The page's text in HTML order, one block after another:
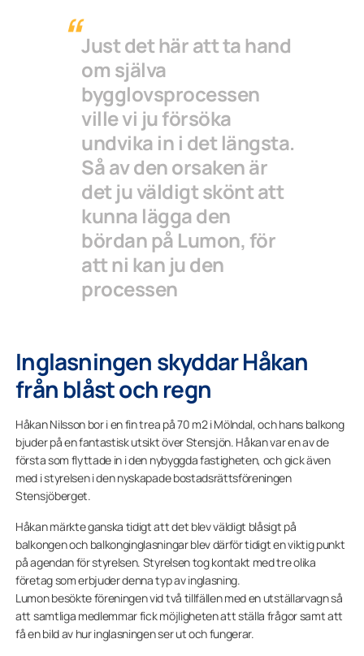
Just det här att ta hand
om själva
bygglovsprocessen
ville vi ju försöka
undvika in i det längsta.
Så av den orsaken är
det ju väldigt skönt att
kunna lägga den
bördan på Lumon, för
att ni kan ju den
processen
Inglasningen skyddar Håkan
från blåst och regn
Håkan Nilsson bor i en fin trea på 70 m2 i Mölndal, och hans balkong
bjuder på en fantastisk utsikt över Stensjön. Håkan var en av de
första som flyttade in i den nybyggda fastigheten, och gick även
med i styrelsen i den nyskapade bostadsrättsföreningen
Stensjöberget.
Håkan märkte ganska tidigt att det blev väldigt blåsigt på
balkongen och balkonginglasningar blev därför tidigt en viktig punkt
på agendan för styrelsen. Styrelsen tog kontakt med tre olika
företag som erbjuder denna typ av inglasning.
Lumon besökte föreningen vid två tillfällen med en utställarvagn så
att samtliga medlemmar fick möjligheten att ställa frågor samt att
få en bild av hur inglasningen ser ut och fungerar.